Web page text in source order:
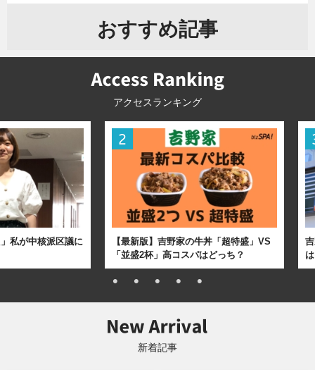
おすすめ記事
アクセスランキング
私が中核派区議に
【最新版】吉野家の牛丼「超特盛」VS
「並盛2杯」高コスパはどっち？
新着記事